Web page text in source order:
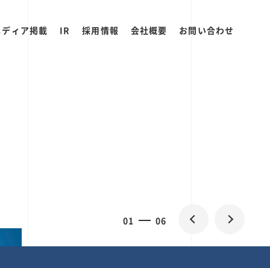
ィア掲載 IR 採用情報 会社概要 お問い合わせ
0 06